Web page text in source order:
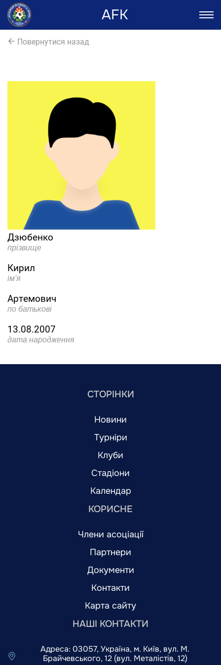
AFK
Повернутися назад
Дзюбенко
прізвище
Кирил
ім'я
Артемович
по батькові
13.08.2007
дата народження
СТОРІНКИ
Новини
Турніри
Клуби
Стадіони
Календар
КОРИСНЕ
Члени асоціації
Партнери
Документи
Контакти
Карта сайту
НАШІ КОНТАКТИ
Адреса: 03057, Україна, м. Київ, вул. М.
Брайчевського, 12 (вул. Металістів, 12)